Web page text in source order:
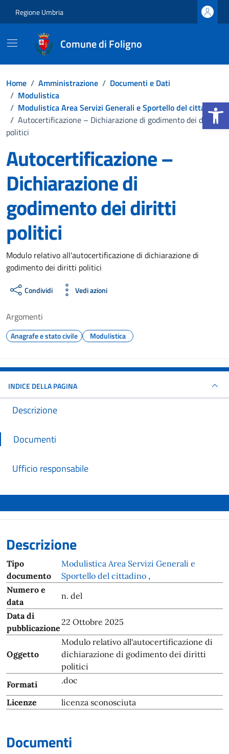
Apri la
Regione Umbria
Comune di Foligno
Home / Amministrazione / Documenti e Dati
/ Modulistica
/ Modulistica Area Servizi Generali e Sportello del cittadino
/ Autocertificazione – Dichiarazione di godimento dei diritti
politici
Autocertificazione –
Dichiarazione di
godimento dei diritti
politici
Dettagli del documento
Modulo relativo all'autocertificazione di dichiarazione di
godimento dei diritti politici
Condividi Vedi azioni
Argomenti
Anagrafe e stato civile Modulistica
INDICE DELLA PAGINA
Descrizione
Documenti
Ufficio responsabile
Descrizione
Tipo
documento
Modulistica Area Servizi Generali e
Sportello del cittadino ,
Numero e
data
n. del
Data di
pubblicazione
22 Ottobre 2025
Oggetto
Modulo relativo all'autocertificazione di
dichiarazione di godimento dei diritti
politici
Formati
.doc
Licenze licenza sconosciuta
Documenti